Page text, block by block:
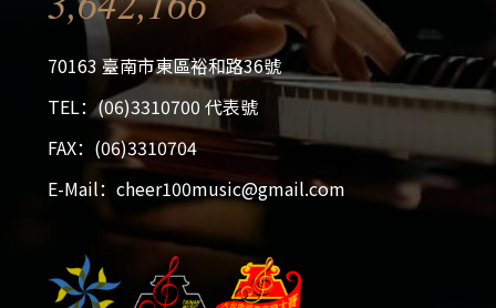
70163 臺南市東區裕和路36號
TEL：(06)3310700 代表號
FAX：(06)3310704
E-Mail：cheer100music@gmail.com